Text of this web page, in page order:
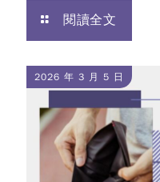
閱讀全文
2026 年 3 月 5 日